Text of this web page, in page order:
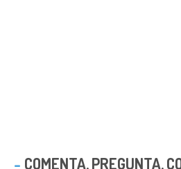
COMENTA, PREGUNTA,